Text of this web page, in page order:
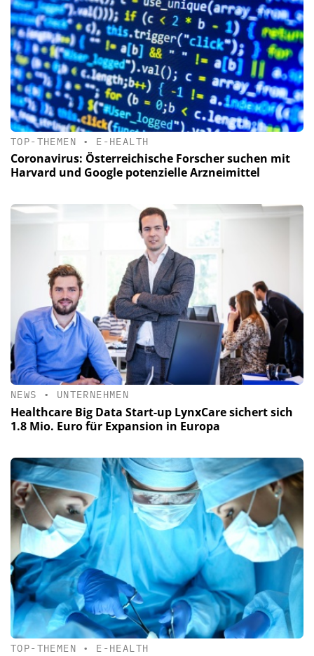
TOP-THEMEN • E-HEALTH
Coronavirus: Österreichische Forscher suchen mit
Harvard und Google potenzielle Arzneimittel
NEWS • UNTERNEHMEN
Healthcare Big Data Start-up LynxCare sichert sich
1.8 Mio. Euro für Expansion in Europa
TOP-THEMEN • E-HEALTH